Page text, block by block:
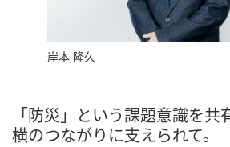
岸本 隆久
「防災」という課題意識を共
横のつながりに支えられて。